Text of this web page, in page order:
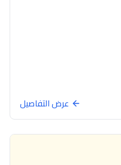
عرض التفاصيل